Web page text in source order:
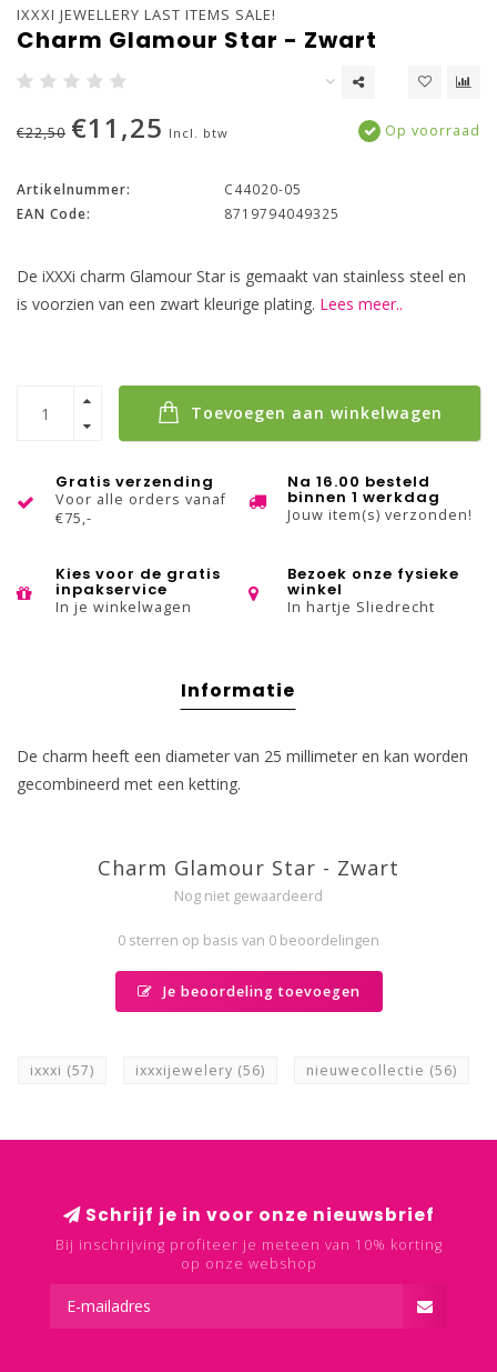
IXXXI JEWELLERY LAST ITEMS SALE!
Charm Glamour Star - Zwart
€22,50 €11,25 Incl. btw Op voorraad
Artikelnummer:
C44020-05
EAN Code:
8719794049325
De iXXXi charm Glamour Star is gemaakt van stainless steel en
is voorzien van een zwart kleurige plating. Lees meer..
Toevoegen aan winkelwagen
Gratis verzending
Voor alle orders vanaf
€75,-
Na 16.00 besteld
binnen 1 werkdag
Jouw item(s) verzonden!
Kies voor de gratis
inpakservice
In je winkelwagen
Bezoek onze fysieke
winkel
In hartje Sliedrecht
Informatie
De charm heeft een diameter van 25 millimeter en kan worden
gecombineerd met een ketting.
Charm Glamour Star - Zwart
Nog niet gewaardeerd
0 sterren op basis van 0 beoordelingen
Je beoordeling toevoegen
ixxxi (57) ixxxijewelery (56) nieuwecollectie (56)
Schrijf je in voor onze nieuwsbrief
Bij inschrijving profiteer je meteen van 10% korting
op onze webshop